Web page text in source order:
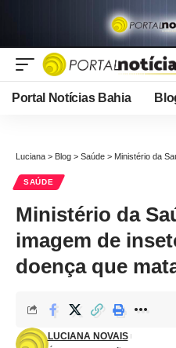
Portal Notícias Bahia
Luciana > Blog > Saúde > Ministério da Saúde
SAÚDE
Ministério da
imagem de
doença que
LUCIANA NOVAIS